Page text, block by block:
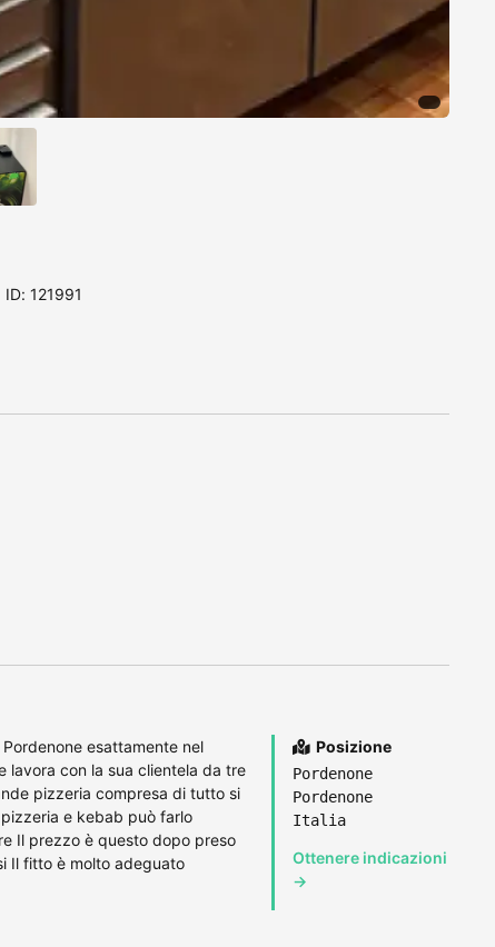
ID: 121991
esattamente nel
lavora con la sua clientela da tre
pizzeria compresa di tutto si
e kebab può farlo
Il prezzo è questo dopo preso
Il fitto è molto adeguato
Posizione
Pordenone
Pordenone
Italia
Ottenere indicazioni
→